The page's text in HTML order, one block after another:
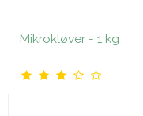
Mikrokløver - 1 kg